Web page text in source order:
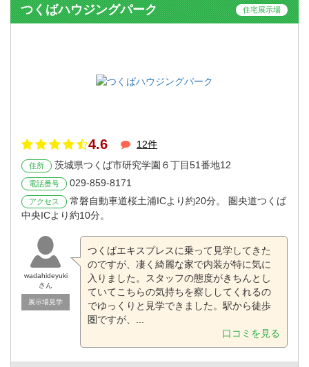
つくばハウジングパーク 住宅展示場
4.6 12件
住所 茨城県つくば市研究学園６丁目51番地12
電話番号 029-859-8171
アクセス
常磐自動車道桜土浦ICより約20分。 圏央道つくば
中央ICより約10分。
wadahideyuki
さん
展示場見学
つくばエキスプレスに乗って見学してきた
のですが、凄く綺麗な家で内装が特に気に
入りました。スタッフの態度がきちんとし
ていてこちらの気持ちを察ししてくれるの
でゆっくりと見学できました。駅から徒歩
圏ですが、...
口コミを見る